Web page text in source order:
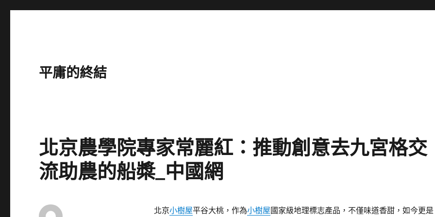
平庸的終結
北京農學院專家常麗紅：推動創意去九宮格交
流助農的船槳_中國網
北京小樹屋平谷大桃，作為小樹屋國家級地理標志產品，不僅味道香甜，如今更是